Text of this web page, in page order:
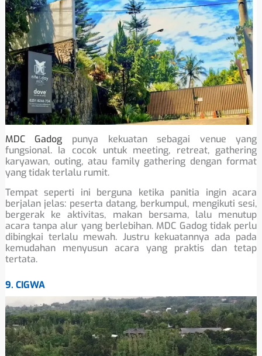
MDC Gadog punya kekuatan sebagai venue yang
fungsional. Ia cocok untuk meeting, retreat, gathering
karyawan, outing, atau family gathering dengan format
yang tidak terlalu rumit.
Tempat seperti ini berguna ketika panitia ingin acara
berjalan jelas: peserta datang, berkumpul, mengikuti sesi,
bergerak ke aktivitas, makan bersama, lalu menutup
acara tanpa alur yang berlebihan. MDC Gadog tidak perlu
dibingkai terlalu mewah. Justru kekuatannya ada pada
kemudahan menyusun acara yang praktis dan tetap
tertata.
9. CIGWA